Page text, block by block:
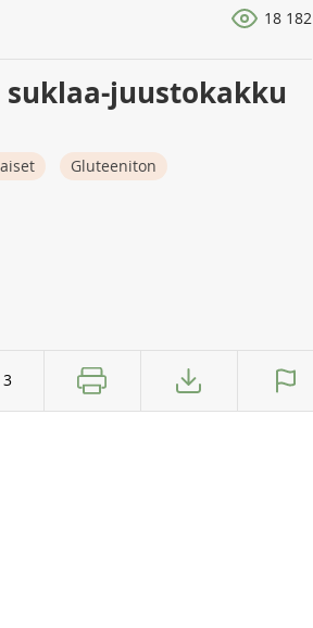
18 182
juustokakku
Gluteeniton
3